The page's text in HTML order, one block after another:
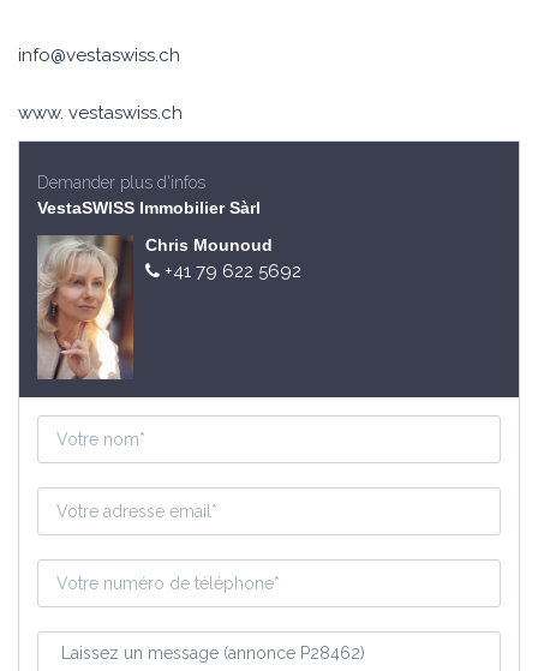
info@vestaswiss.ch
www. vestaswiss.ch
Demander plus d'infos
VestaSWISS Immobilier Sàrl
Chris Mounoud
+41 79 622 5692